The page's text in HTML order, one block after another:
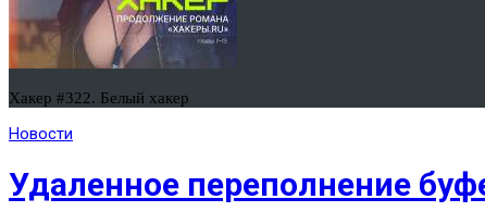
Хакер #322. Белый хакер
Новости
Удаленное переполнение